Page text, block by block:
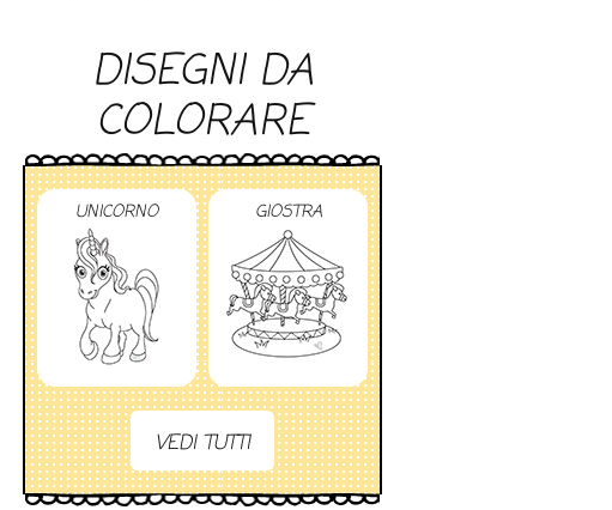
DISEGNI DA
COLORARE
UNICORNO GIOSTRA
VEDI TUTTI